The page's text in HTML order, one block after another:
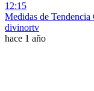
12:15
Medidas de
divinortv
hace 1 año